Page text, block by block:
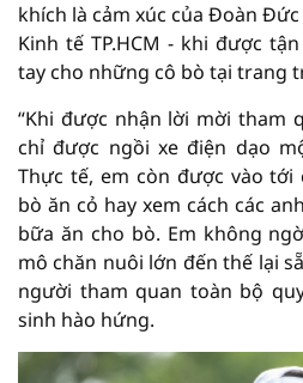
khích là cảm xúc của Đoàn
Kinh tế TP.HCM - khi được
tay cho những cô bò tại trang
“Khi được nhận lời mời tham
chỉ được ngồi xe điện dạo
Thực tế, em còn được vào
bò ăn cỏ hay xem cách các
bữa ăn cho bò. Em không
mô chăn nuôi lớn đến thế lại
người tham quan toàn bộ
sinh hào hứng.